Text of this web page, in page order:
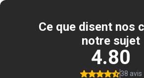
Ce que disent nos
notre sujet
4.80
38 avis